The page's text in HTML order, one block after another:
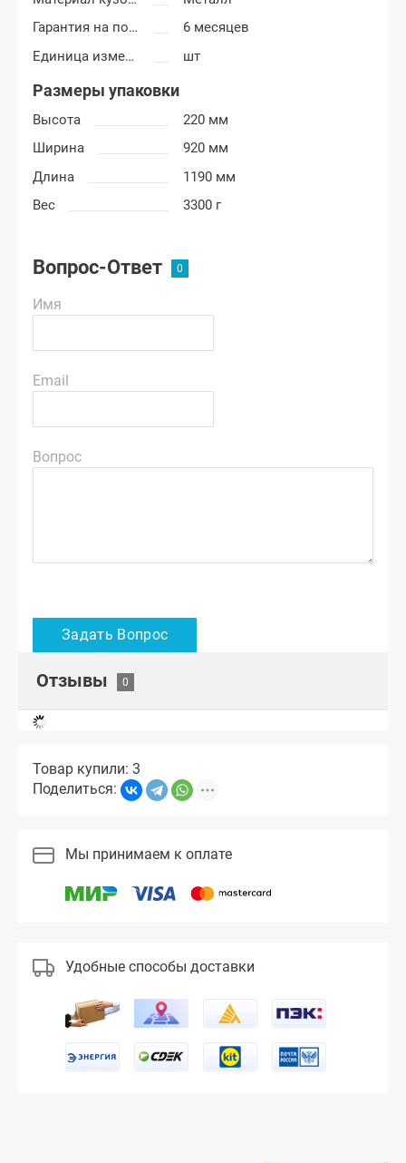
Гарантия на покраску
6 месяцев
Единица измерения
шт
Размеры упаковки
Высота
220 мм
Ширина
920 мм
Длина
1190 мм
Вес
3300 г
Вопрос-Ответ
Имя
Email
Вопрос
Отзывы
Товар купили: 3
Поделиться:
Мы принимаем к оплате
Удобные способы доставки